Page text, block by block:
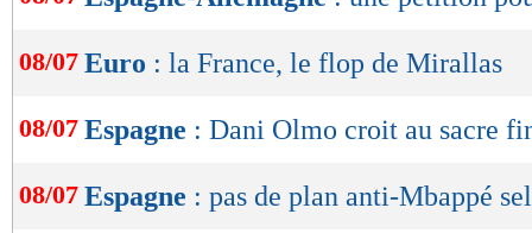
08/07 Euro : la France, le flop de Mirallas
08/07 Espagne : Dani Olmo croit au sacre
08/07 Espagne : pas de plan anti-Mbappé